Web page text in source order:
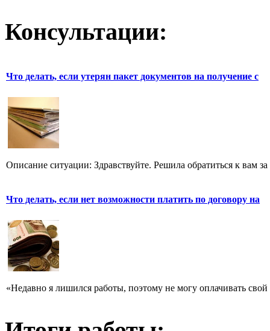
Консультации:
Что делать, если утерян пакет документов на получение с
Описание ситуации: Здравствуйте. Решила обратиться к
Что делать, если нет возможности платить по договору на
«Недавно я лишился работы, поэтому не могу оплачивать